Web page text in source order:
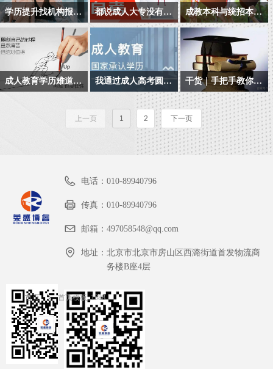
毕业证书，而成人高考
最多就是四门考试，单
单就是看数量就已经是
少很多了。因此自考本
科和成人高考，按难度
来算的话，其实是自考
科(简称高起本)和普通专
科起点升成教本科(简称
成教专升本)三个层次。
成人高等教育的授课方
式分为脱产、业余及函
授三种形式，考生应根
据自身的情况来选择适
合自己的学习形式。
式，是成人继续教育的
良好选择，与传统的成
人教育相比，网络教育
更具灵活性，学生的自
主空间很大，同时也要
求同学们要有很强的自
觉性和自律性。
一、学历优势：
1.国家重点大学、国家
承认学历
2.教育部电子注册
3.业余时间提升教育学
机
5.学习不受地点、时间
的限制
6.轻松报读，顺利毕业
但忍耐却没有尽头，你
真的甘心吗？精彩的人
生以自我提升，自我投
资作为起点，增长你的
学识，提升你的竞争力
学历提升找机构报名真的不靠谱吗?
很多朋友想提升学历,找
教育机构呢怕被骗,自己
找学校报名,不清楚流程,
老师还不上心,今天老师
在这里给大家说一下选
都说成人大专没有用 为什么还那么多人报考呢?
成人大专学历到底有用
没用?这一点相信是大家
人给出的回答都模棱两
要么就是已经在另一个
领域成功的人,要么就是
一事无成，安逸现状的
人，成功的人凤毛麟角,
他一样
成教本科与统招本科的区别？
随着国民素质的不断提
高，社会竞争愈加激
烈，学历显得尤为重
要。从近年来报考成人
教育的人数逐年增长来
看，学历提升是增加社
会竞争力的普遍又快捷
的方式
成人教育学历难道真的没有优势吗?
么，除了全日制学历
外，非全日制里面的成
人教育学历就没有优势
我通过成人高考圆了大学梦,而且上了我特别喜欢的学校
成人高考是提升自身学
历文凭和知识能力的重
要途径之一。虽然在不
少人眼里,其学历和学习
过程要大打折扣,但过来
人的眼光,按自己选定的
目标学习即可,学习成果
干货｜手把手教你申请自考毕业证，秒懂！
年底又可以申请自考毕
业证了，咱们很多同学
就要申请毕业证书啦。
什么？？你还不知道怎
么去申请毕业证书？
上一页 1 2 下一页
电话： 010-89940796
传真： 010-89940796
邮箱： 497058548@qq.com
地址： 北京市北京市房山区西潞街道首发物流商
务楼B座4层
首页 ꄲ 首页模板_1388